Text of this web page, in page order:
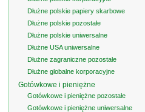
Dłużne polskie papiery skarbowe
Dłużne polskie pozostałe
Dłużne polskie uniwersalne
Dłużne USA uniwersalne
Dłużne zagraniczne pozostałe
Dłużne globalne korporacyjne
Gotówkowe i pieniężne
Gotówkowe i pieniężne pozostałe
Gotówkowe i pieniężne uniwersalne